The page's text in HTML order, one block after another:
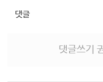
댓글
댓글쓰기